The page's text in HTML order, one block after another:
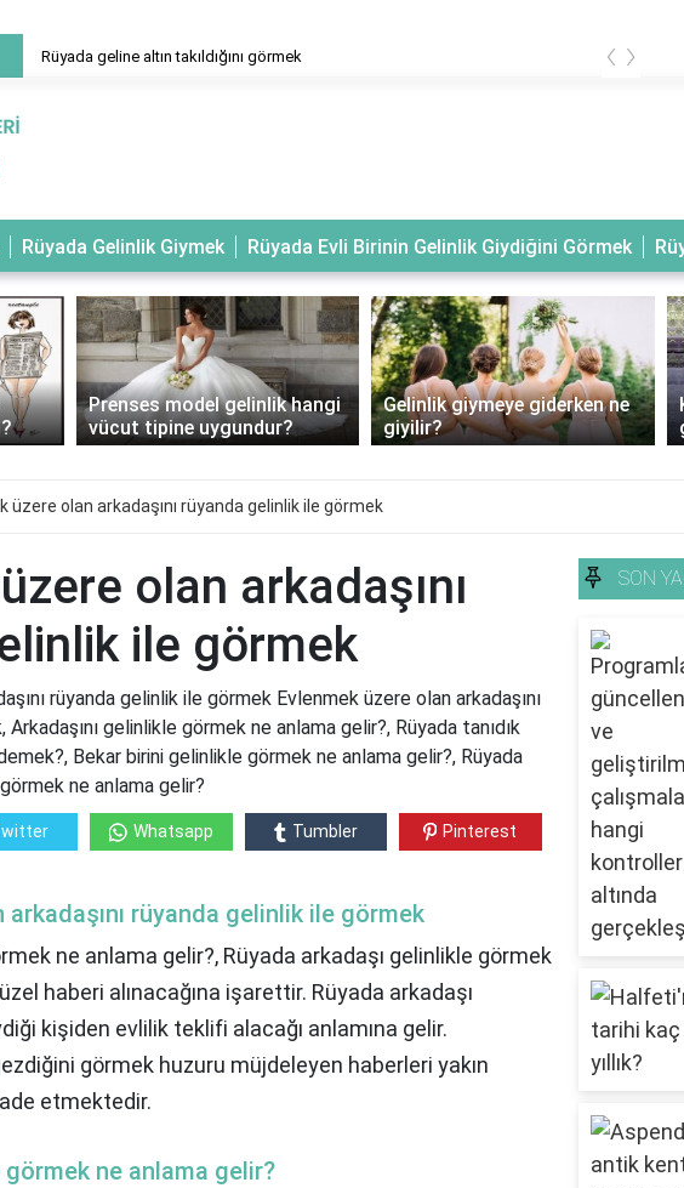
Rüyada geline altın takıldığını görmek ‹ ›
Rüyada Gelinlik Giymek Rüyada Evli Birinin Gelinlik Giydiğini Görmek
Prenses model gelinlik hangi
vücut tipine uygundur?
Gelinlik giymeye giderken ne
giyilir?
üzere olan arkadaşını rüyanda gelinlik ile görmek
olan arkadaşını
ile görmek
rüyanda gelinlik ile görmek Evlenmek üzere olan arkadaşını
gelinlikle görmek ne anlama gelir?, Rüyada tanıdık
Bekar birini gelinlikle görmek ne anlama gelir?, Rüyada
ne anlama gelir?
Whatsapp Tumbler Pinterest
arkadaşını rüyanda gelinlik ile görmek
ne anlama gelir?, Rüyada arkadaşı gelinlikle görmek
haberi alınacağına işarettir. Rüyada arkadaşı
kişiden evlilik teklifi alacağı anlamına gelir.
görmek huzuru müjdeleyen haberleri yakın
etmektedir.
görmek ne anlama gelir?
SON